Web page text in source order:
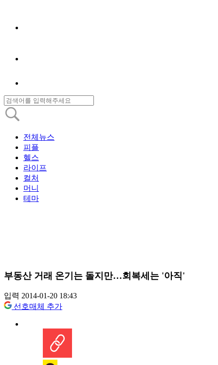
전체뉴스
피플
헬스
라이프
컬처
머니
테마
부동산 거래 온기는 돌지만…회복세는 '아직'
입력 2014-01-20 18:43
선호매체 추가